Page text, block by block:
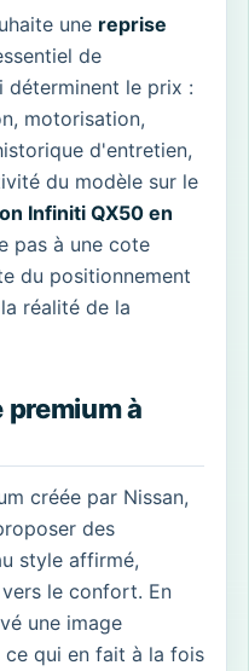
une reprise
de
déterminent le prix :
motorisation,
d'entretien,
du modèle sur le
Infiniti QX50 en
pas à une cote
du positionnement
réalité de la
premium à
créée par Nissan,
des
style affirmé,
le confort. En
une image
qui en fait à la fois